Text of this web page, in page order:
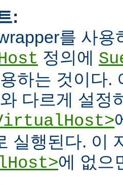
:
를 사용
정의에
하는 것이다.
다르게 설정
실행된다. 이
에 없으